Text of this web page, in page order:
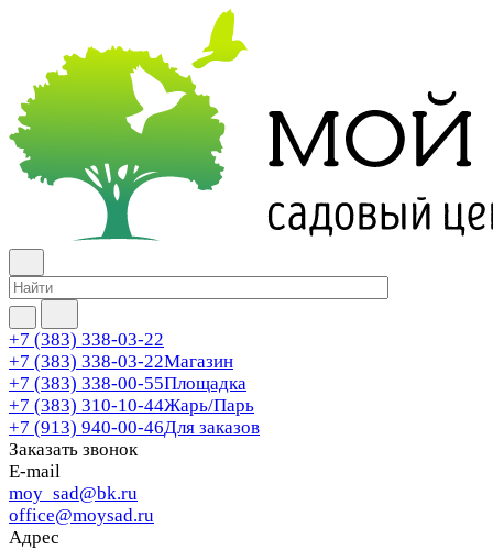
+7 (383) 338-03-22
+7 (383) 338-03-22Магазин
+7 (383) 338-00-55Площадка
+7 (383) 310-10-44Жарь/Парь
+7 (913) 940-00-46Для заказов
Заказать звонок
E-mail
moy_sad@bk.ru
office@moysad.ru
Адрес